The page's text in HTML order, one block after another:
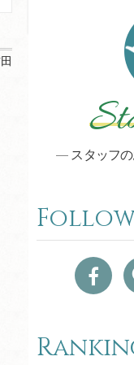
スタッフ